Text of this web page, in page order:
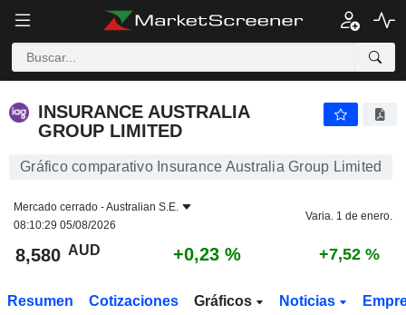
INSURANCE AUSTRALIA
GROUP LIMITED
Gráfico comparativo Insurance Australia Group Limited
Mercado cerrado -Australian S.E.
08:10:29 05/08/2026
Varia. 1 de enero.
8,580 AUD +0,23 % +7,52 %
Resumen Cotizaciones Gráficos Noticias